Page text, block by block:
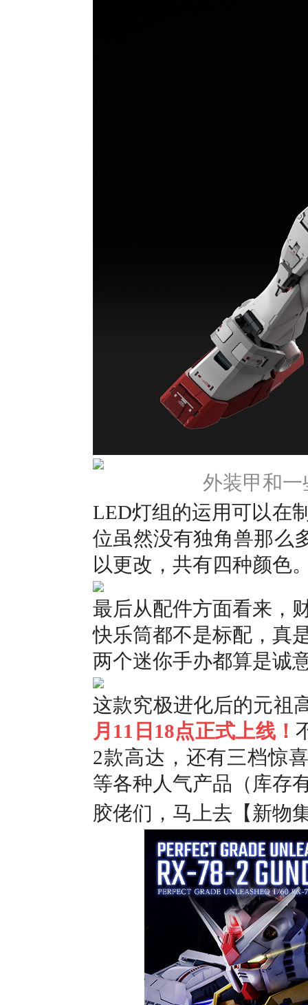
外装甲和
LED灯组的运用可以在
位虽然没有独角兽那么
以更改，共有四种颜色
最后从配件方面看来，
快乐筒都不是标配，真
两个迷你手办都算是诚
这款究极进化后的元祖
月11日18点正式上线！
2款高达，还有三档惊
等各种人气产品（库存
胶佬们，马上去【新物